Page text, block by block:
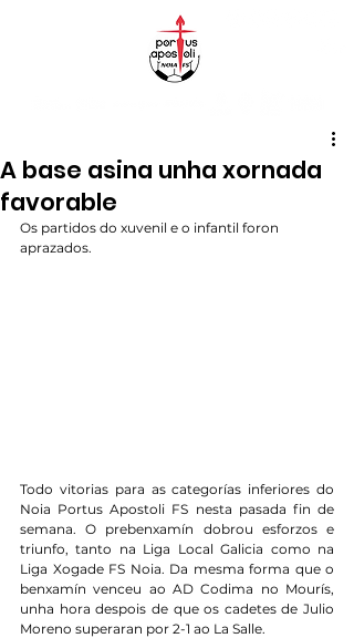
A base asina unha xornada
favorable
Os partidos do xuvenil e o infantil foron
aprazados.
Todo vitorias para as categorías inferiores do
Noia Portus Apostoli FS nesta pasada fin de
semana. O prebenxamín dobrou esforzos e
triunfo, tanto na Liga Local Galicia como na
Liga Xogade FS Noia. Da mesma forma que o
benxamín venceu ao AD Codima no Mourís,
unha hora despois de que os cadetes de Julio
Moreno superaran por 2-1 ao La Salle.